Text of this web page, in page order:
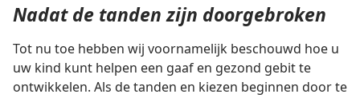
Nadat de tanden zijn doorgebroken
Tot nu toe hebben wij voornamelijk beschouwd hoe u
uw kind kunt helpen een gaaf en gezond gebit te
ontwikkelen. Als de tanden en kiezen beginnen door te